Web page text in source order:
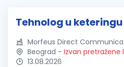
Tehnolog u keteringu
Morfeus Direct
Beograd - Izvan pretražene
13.08.2026